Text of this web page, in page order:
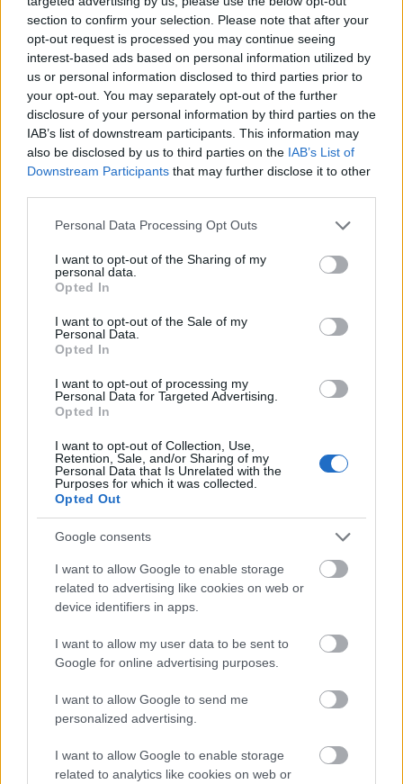
section to confirm your selection. Please note that after your
opt-out request is processed you may continue seeing
interest-based ads based on personal information utilized by
us or personal information disclosed to third parties prior to
your opt-out. You may separately opt-out of the further
disclosure of your personal information by third parties on the
IAB’s list of downstream participants. This information may
also be disclosed by us to third parties on the IAB’s List of
Downstream Participants that may further disclose it to other
Please note that this website/app uses one or more Google
not limited to your visit or usage behaviour. You may click to
grant or deny consent to Google and its third-party tags to
use your data for below specified purposes in below Google
consent section.
Personal Data Processing Opt Outs
I want to opt-out of the Sharing of my
personal data.
Opted In
I want to opt-out of the Sale of my
Personal Data.
Opted In
I want to opt-out of processing my
Personal Data for Targeted Advertising.
Opted In
I want to opt-out of Collection, Use,
Retention, Sale, and/or Sharing of my
Personal Data that Is Unrelated with the
Purposes for which it was collected.
Opted Out
Google consents
I want to allow Google to enable storage
related to advertising like cookies on web or
device identifiers in apps.
I want to allow my user data to be sent to
Google for online advertising purposes.
I want to allow Google to send me
personalized advertising.
I want to allow Google to enable storage
related to analytics like cookies on web or
Uniós források: íme a teendők, amelyek a
pénzek érkezéséhez még szükségesek
Minden idők legjövedelmezőbbje és
gyorsmérleg
HÍREK 2026. júl. 20.
Mi lett Alain Delon vagyonával? Adóhatósági
HÍREK 2026. júl. 19.